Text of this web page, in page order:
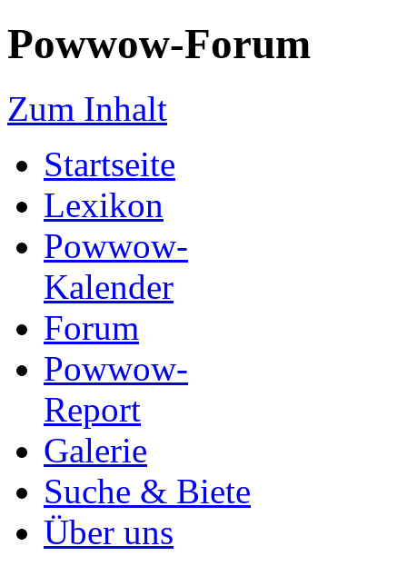
Powwow-Forum
Zum Inhalt
Startseite
Lexikon
Powwow-
Kalender
Forum
Powwow-
Report
Galerie
Suche & Biete
Über uns